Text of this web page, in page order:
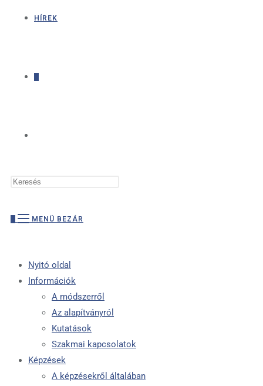
HÍREK
MENÜ BEZÁR
Nyitó oldal
Információk
A módszerről
Az alapítványról
Kutatások
Szakmai kapcsolatok
Képzések
A képzésekről általában